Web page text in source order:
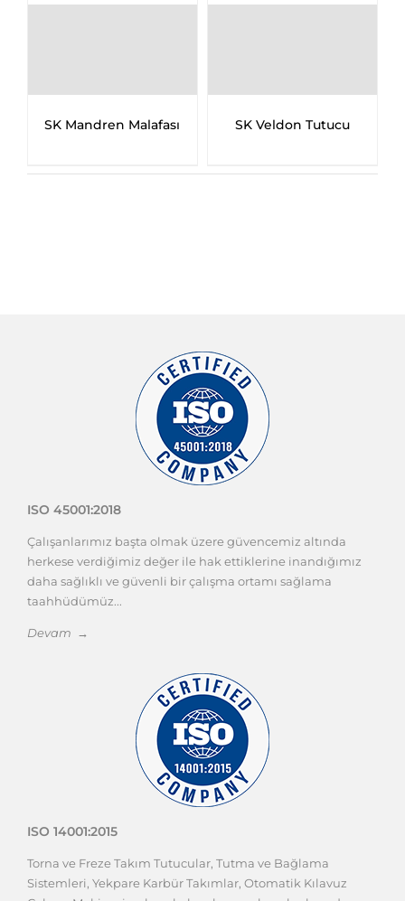
SK Mandren Malafası SK Veldon Tutucu
ISO 45001:2018
Çalışanlarımız başta olmak üzere güvencemiz altında
herkese verdiğimiz değer ile hak ettiklerine inandığımız
daha sağlıklı ve güvenli bir çalışma ortamı sağlama
taahhüdümüz...
Devam →
ISO 14001:2015
Torna ve Freze Takım Tutucular, Tutma ve Bağlama
Sistemleri, Yekpare Karbür Takımlar, Otomatik Kılavuz